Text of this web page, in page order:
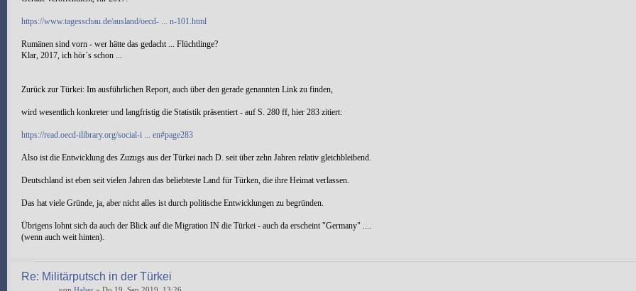
https://www.tagesschau.de/ausland/oecd- ... n-101.html
Rumänen sind vorn - wer hätte das gedacht ... Flüchtlinge?
Klar, 2017, ich hör´s schon ...
Zurück zur Türkei: Im ausführlichen Report, auch über den gerade genannten Link zu finden,
wird wesentlich konkreter und langfristig die Statistik präsentiert - auf S. 280 ff, hier 283 zitiert:
https://read.oecd-ilibrary.org/social-i ... en#page283
Also ist die Entwicklung des Zuzugs aus der Türkei nach D. seit über zehn Jahren relativ gleichbleibend.
Deutschland ist eben seit vielen Jahren das beliebteste Land für Türken, die ihre Heimat verlassen.
Das hat viele Gründe, ja, aber nicht alles ist durch politische Entwicklungen zu begründen.
Übrigens lohnt sich da auch der Blick auf die Migration IN die Türkei - auch da erscheint "Germany" ....
(wenn auch weit hinten).
Re: Militärputsch in der Türkei